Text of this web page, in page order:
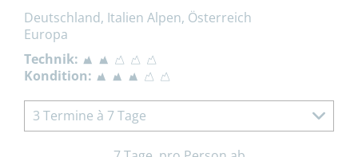
Deutschland, Italien Alpen, Österreich
Europa
Technik:
Kondition:
3 Termine à 7 Tage